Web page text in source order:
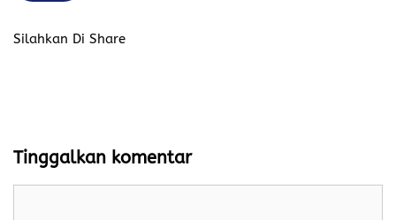
Silahkan Di Share
Tinggalkan komentar